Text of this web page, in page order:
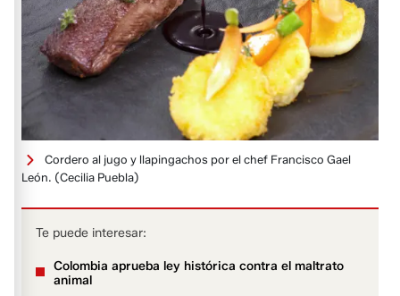
Cordero al jugo y llapingachos por el chef Francisco Gael
León. (Cecilia Puebla)
Te puede interesar:
Colombia aprueba ley histórica contra el maltrato
animal